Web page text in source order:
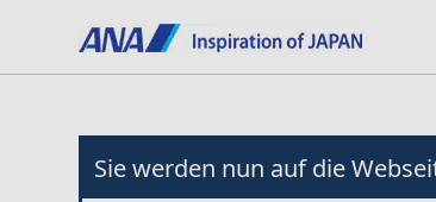
Sie werden nun auf die